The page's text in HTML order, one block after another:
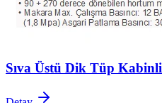
Sıva Üstü Dik Tüp Kabinli